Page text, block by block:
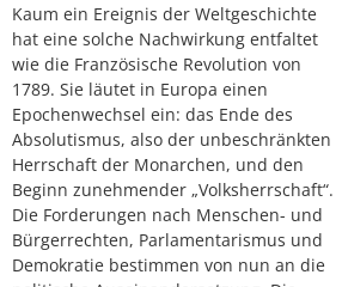
Kaum ein Ereignis der Weltgeschichte
hat eine solche Nachwirkung entfaltet
wie die Französische Revolution von
1789. Sie läutet in Europa einen
Epochenwechsel ein: das Ende des
Absolutismus, also der unbeschränkten
Herrschaft der Monarchen, und den
Beginn zunehmender „Volksherrschaft“.
Die Forderungen nach Menschen- und
Bürgerrechten, Parlamentarismus und
Demokratie bestimmen von nun an die